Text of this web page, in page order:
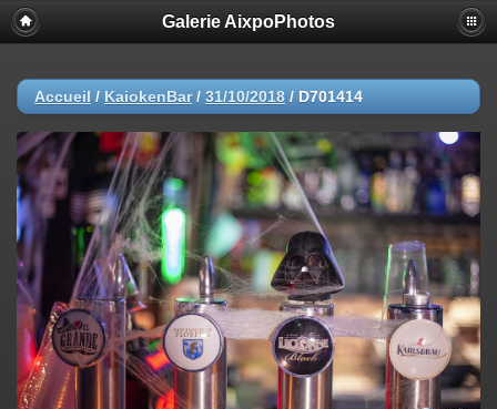
Galerie AixpoPhotos
Accueil / KaiokenBar/ 31/10/2018 / D701414